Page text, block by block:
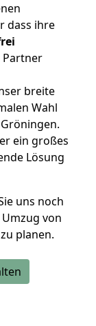
dass ihre
Partner
breite
Wahl
ein großes
Lösung
uns noch
von
planen.